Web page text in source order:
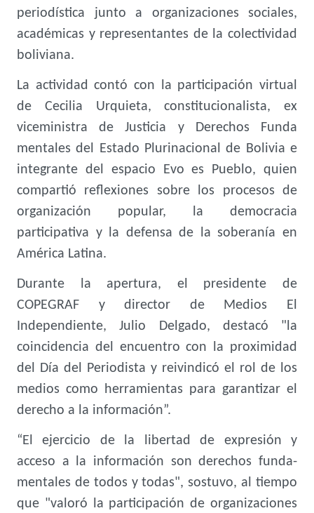
periodística junto a organizaciones sociales,
académicas y representantes de la colectividad
boliviana.
La actividad contó con la participación virtual
de Cecilia Urquieta, constitucionalista, ex
viceministra de Justicia y Derechos Funda
mentales del Estado Plurinacional de Bolivia e
integrante del espacio Evo es Pueblo, quien
compartió reflexiones sobre los procesos de
organización popular, la democracia
participativa y la defensa de la soberanía en
América Latina.
Durante la apertura, el presidente de
COPEGRAF y director de Medios El
Independiente, Julio Delgado, destacó "la
coincidencia del encuentro con la proximidad
del Día del Periodista y reivindicó el rol de los
medios como herramientas para garantizar el
derecho a la información”.
“El ejercicio de la libertad de expresión y
acceso a la información son derechos funda-
mentales de todos y todas", sostuvo, al tiempo
que "valoró la participación de organizaciones